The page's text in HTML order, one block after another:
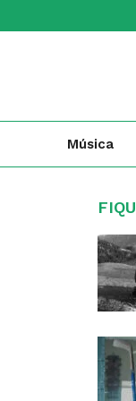
Música